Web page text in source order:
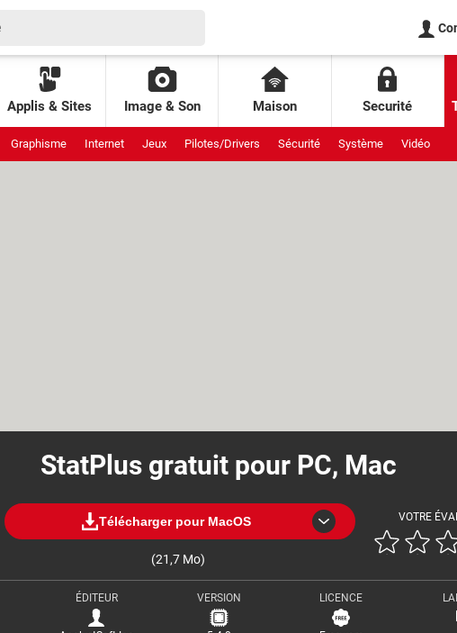
Applis & Sites Image & Son Maison Securité
Graphisme Internet Jeux Pilotes/Drivers Sécurité Système Vidéo
StatPlus gratuit pour PC, Mac
Télécharger pour MacOS
(21,7 Mo)
VOTRE
ÉDITEUR VERSION LICENCE